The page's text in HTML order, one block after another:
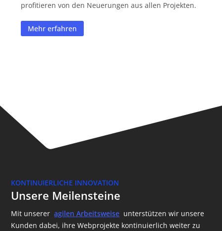
profitieren von den Neuerungen aus allen Projekten.
Mehr erfahren
KONTINUIERLICHE INNOVATION
Unsere Meilensteine
Mit unserer agilen Arbeitsweise unterstützen wir unsere
Kunden dabei, ihre Webprojekte kontinuierlich weiter zu